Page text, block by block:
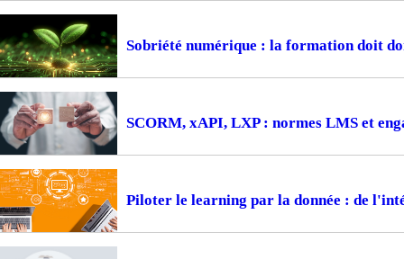
Sobriété numérique : la formation doit
SCORM, xAPI, LXP : normes LMS et
Piloter le learning par la donnée : de